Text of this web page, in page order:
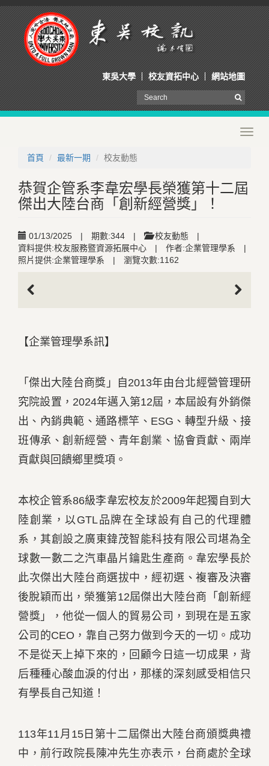
東吳大學 校友資拓中心 網站地圖
首頁
最新一期 校友動態
恭賀企管系李韋宏學長榮獲第十二屆
傑出大陸台商「創新經營獎」！
01/13/2025 | 期數:344 | 校友動態
|
資料提供:校友服務暨資源拓展中心
| 作者:企業管理學系
|
照片提供:企業管理學系
| 瀏覽次數:1162
【企業管理學系訊】
「傑出大陸台商獎」自2013年由台北經營管理研
究院設置，2024年邁入第12屆，本屆設有外銷傑
出、內銷典範、通路標竿、ESG、轉型升級、接
班傳承、創新經營、青年創業、協會貢獻、兩岸
貢獻與回饋鄉里獎項。
本校企管系86級李韋宏校友於2009年起獨自到大
陸創業，以GTL品牌在全球設有自己的代理體
系，其創設之廣東鍏茂智能科技有限公司堪為全
球數一數二之汽車晶片鑰匙生產商。韋宏學長於
此次傑出大陸台商選拔中，經初選、複審及決審
後脫穎而出，榮獲第12屆傑出大陸台商「創新經
營獎」，他從一個人的貿易公司，到現在是五家
公司的CEO，靠自己努力做到今天的一切。成功
不是從天上掉下來的，回顧今日這一切成果，背
后種種心酸血淚的付出，那樣的深刻感受相信只
有學長自己知道！
113年11月15日第十二屆傑出大陸台商頒獎典禮
中，前行政院長陳冲先生亦表示，台商處於全球